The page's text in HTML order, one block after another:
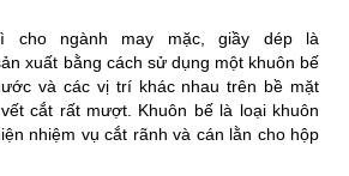
cho ngành may mặc, giầy dép là
xuất bằng cách sử dụng một khuôn bế
và các vị trí khác nhau trên bề mặt
cắt rất mượt. Khuôn bế là loại khuôn
nhiệm vụ cắt rãnh và cán lằn cho hộp